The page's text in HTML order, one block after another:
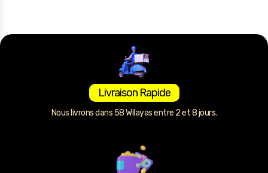
Livraison Rapide
Nous livrons dans 58 Wilayas entre 2 et 8 jours.